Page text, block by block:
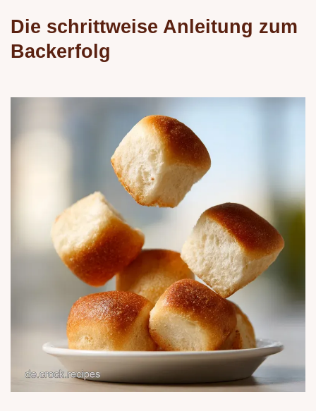
Die schrittweise Anleitung zum
Backerfolg